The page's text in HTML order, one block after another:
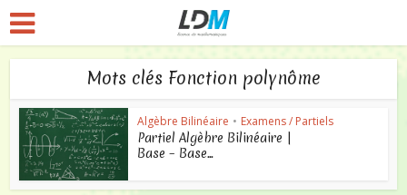
Mots clés Fonction polynôme
Algèbre Bilinéaire • Examens / Partiels
Partiel Algèbre Bilinéaire |
Base – Base...